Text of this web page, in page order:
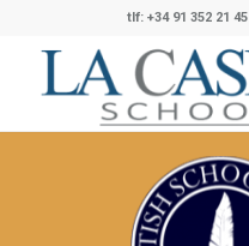
tlf: +34 91 352 21 45